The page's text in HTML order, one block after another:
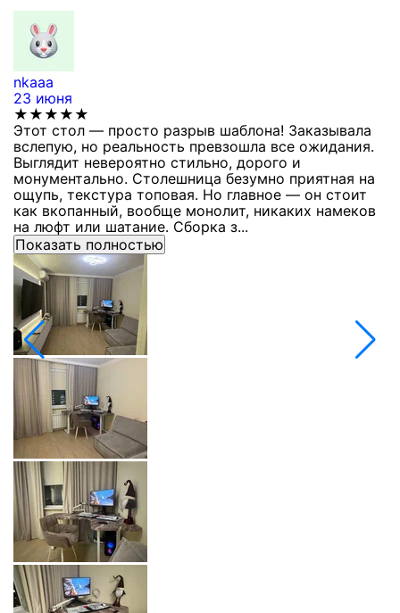
nkaaa
23 июня
★★★★★
Этот стол — просто разрыв шаблона! Заказывала
вслепую, но реальность превзошла все ожидания.
Выглядит невероятно стильно, дорого и
монументально. Столешница безумно приятная на
ощупь, текстура топовая. Но главное — он стоит
как вкопанный, вообще монолит, никаких намеков
на люфт или шатание. Сборка з...
Показать полностью